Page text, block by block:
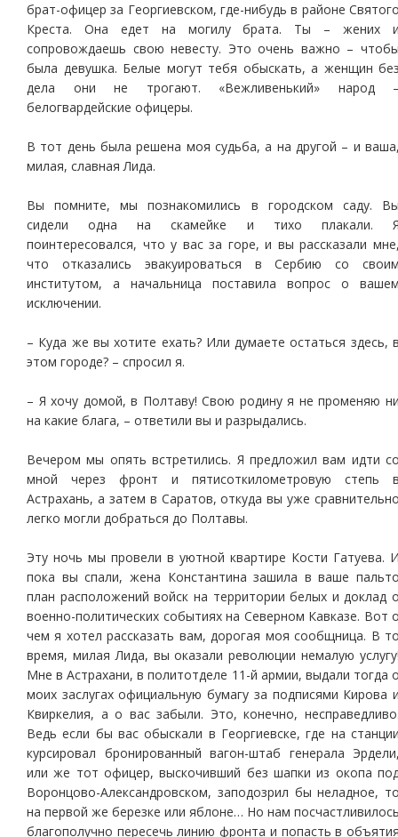
брат-офицер за Георгиевском, где-нибудь в районе
Креста. Она едет на могилу брата. Ты – жених
сопровождаешь свою невесту. Это очень важно –
была девушка. Белые могут тебя обыскать, а женщин
дела они не трогают. «Вежливенький» народ
белогвардейские офицеры.
В тот день была решена моя судьба, а на другой – и
милая, славная Лида.
Вы помните, мы познакомились в городском саду.
сидели одна на скамейке и тихо плакали.
поинтересовался, что у вас за горе, и вы рассказали
что отказались эвакуироваться в Сербию со
институтом, а начальница поставила вопрос о
исключении.
– Куда же вы хотите ехать? Или думаете остаться здесь,
этом городе? – спросил я.
– Я хочу домой, в Полтаву! Свою родину я не променяю
на какие блага, – ответили вы и разрыдались.
Вечером мы опять встретились. Я предложил вам идти
мной через фронт и пятисоткилометровую степь
Астрахань, а затем в Саратов, откуда вы уже
легко могли добраться до Полтавы.
Эту ночь мы провели в уютной квартире Кости Гатуева.
пока вы спали, жена Константина зашила в ваше
план расположений войск на территории белых и доклад
военно-политических событиях на Северном Кавказе. Вот
чем я хотел рассказать вам, дорогая моя сообщница. В
время, милая Лида, вы оказали революции немалую
Мне в Астрахани, в политотделе 11-й армии, выдали тогда
моих заслугах официальную бумагу за подписями Кирова
Квиркелия, а о вас забыли. Это, конечно,
Ведь если бы вас обыскали в Георгиевске, где на
курсировал бронированный вагон-штаб генерала
или же тот офицер, выскочивший без шапки из окопа
Воронцово-Александровском, заподозрил бы неладное,
на первой же березке или яблоне… Но нам
благополучно пересечь линию фронта и попасть в